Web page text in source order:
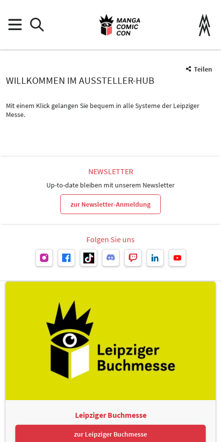
Teilen
WILLKOMMEN IM AUSSTELLER-HUB
Mit einem Klick gelangen Sie bequem in alle Systeme der Leipziger
Messe.
NEWSLETTER
Up-to-date bleiben mit unserem Newsletter
zur Newsletter-Anmeldung
Folgen Sie uns
Leipziger Buchmesse
zur Leipziger Buchmesse